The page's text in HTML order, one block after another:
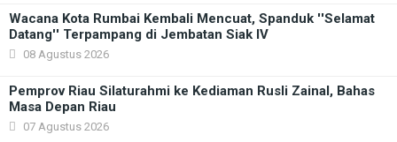
Wacana Kota Rumbai Kembali Mencuat, Spanduk ''Selamat
Datang'' Terpampang di Jembatan Siak IV
08 Agustus 2026
Pemprov Riau Silaturahmi ke Kediaman Rusli Zainal, Bahas
Masa Depan Riau
07 Agustus 2026